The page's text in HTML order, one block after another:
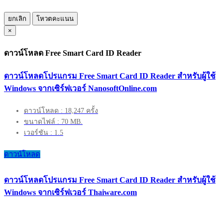
ยกเลิก
โหวตคะแนน
×
ดาวน์โหลด Free Smart Card ID Reader
ดาวน์โหลดโปรแกรม Free Smart Card ID Reader สำหรับผู้ใช้
Windows จากเซิร์ฟเวอร์ NanosoftOnline.com
ดาวน์โหลด : 18,247 ครั้ง
ขนาดไฟล์ : 70 MB.
เวอร์ชัน : 1.5
ดาวน์โหลด
ดาวน์โหลดโปรแกรม Free Smart Card ID Reader สำหรับผู้ใช้
Windows จากเซิร์ฟเวอร์ Thaiware.com